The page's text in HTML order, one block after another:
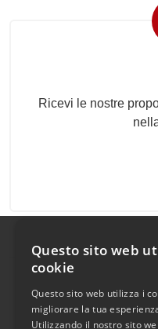
Ricevi le nostre
© Copyright 2026 -
Questo sito web
cookie
Questo sito web utilizza i
migliorare la tua
Utilizzando il nostro sito